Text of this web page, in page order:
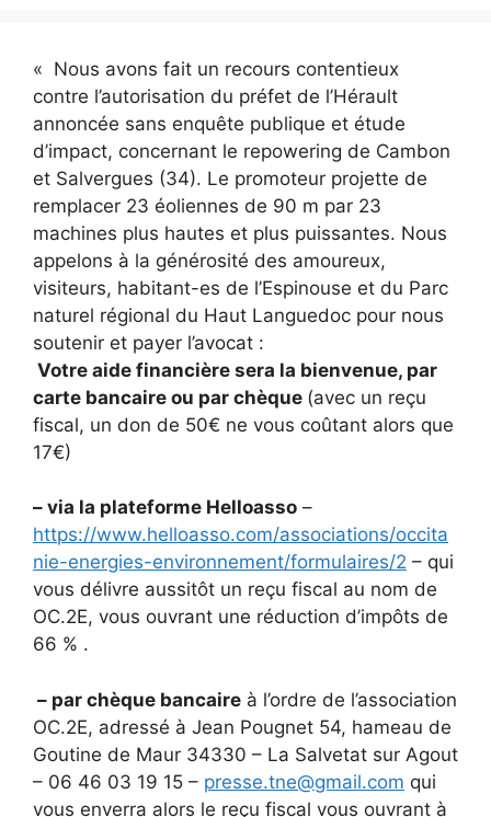
« Nous avons fait un recours contentieux
contre l’autorisation du préfet de l’Hérault
annoncée sans enquête publique et étude
d’impact, concernant le repowering de Cambon
et Salvergues (34). Le promoteur projette de
remplacer 23 éoliennes de 90 m par 23
machines plus hautes et plus puissantes. Nous
appelons à la générosité des amoureux,
visiteurs, habitant-es de l’Espinouse et du Parc
naturel régional du Haut Languedoc pour nous
soutenir et payer l’avocat :
Votre aide financière sera la bienvenue, par
carte bancaire ou par chèque (avec un reçu
fiscal, un don de 50€ ne vous coûtant alors que
17€)
– via la plateforme Helloasso –
https://www.helloasso.com/associations/occita
nie-energies-environnement/formulaires/2 – qui
vous délivre aussitôt un reçu fiscal au nom de
OC.2E, vous ouvrant une réduction d’impôts de
66 % .
– par chèque bancaire à l’ordre de l’association
OC.2E, adressé à Jean Pougnet 54, hameau de
Goutine de Maur 34330 – La Salvetat sur Agout
– 06 46 03 19 15 – presse.tne@gmail.com qui
vous enverra alors le reçu fiscal vous ouvrant à